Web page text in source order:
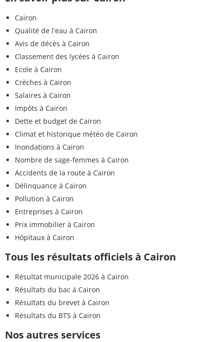
Cairon
Qualité de l'eau à Cairon
Avis de décès à Cairon
Classement des lycées à Cairon
Ecole à Cairon
Crèches à Cairon
Salaires à Cairon
Impôts à Cairon
Dette et budget de Cairon
Climat et historique météo de Cairon
Inondations à Cairon
Nombre de sage-femmes à Cairon
Accidents de la route à Cairon
Délinquance à Cairon
Pollution à Cairon
Entreprises à Cairon
Prix immobilier à Cairon
Hôpitaux à Cairon
Tous les résultats officiels à Cairon
Résultat municipale 2026 à Cairon
Résultats du bac à Cairon
Résultats du brevet à Cairon
Résultats du BTS à Cairon
Nos autres services